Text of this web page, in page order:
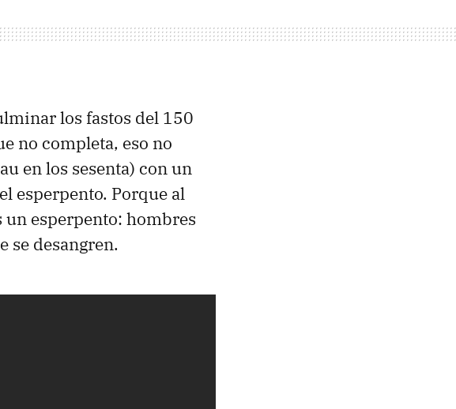
los fastos del 150
no completa, eso no
en los sesenta) con un
esperpento. Porque al
un esperpento: hombres
se desangren.